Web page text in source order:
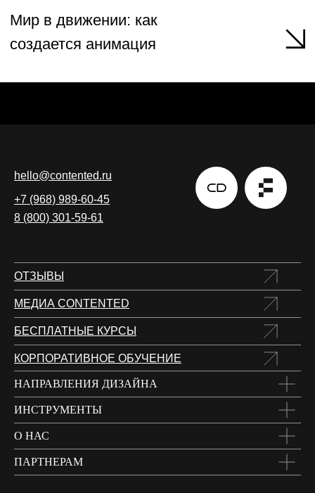
hello@contented.ru
+7 (968) 989-60-45
8 (800) 301-59-61
ОТЗЫВЫ
МЕДИА CONTENTED
БЕСПЛАТНЫЕ КУРСЫ
КОРПОРАТИВНОЕ ОБУЧЕНИЕ
НАПРАВЛЕНИЯ ДИЗАЙНА
ИНСТРУМЕНТЫ
О НАС
ПАРТНЕРАМ